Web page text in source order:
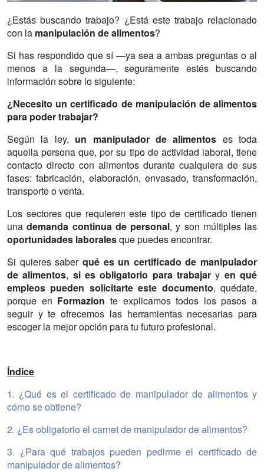
¿Estás buscando trabajo? ¿Está este trabajo relacionado
con la manipulación de alimentos?
Si has respondido que sí —ya sea a ambas preguntas o al
menos a la segunda—, seguramente estés buscando
información sobre lo siguiente:
¿Necesito un certificado de manipulación de alimentos
para poder trabajar?
Según la ley, un manipulador de alimentos es toda
aquella persona que, por su tipo de actividad laboral, tiene
contacto directo con alimentos durante cualquiera de sus
fases: fabricación, elaboración, envasado, transformación,
transporte o venta.
Los sectores que requieren este tipo de certificado tienen
unademanda continua de personal, y son múltiples las
oportunidades laboralesque puedes encontrar.
Si quieres saber qué es un certificado de manipulador
de alimentos, si es obligatorio para trabajar y en qué
empleos pueden solicitarte este documento, quédate,
porque en Formazion te explicamos todos los pasos a
seguir y te ofrecemos las herramientas necesarias para
escoger la mejor opción para tu futuro profesional.
Índice
1. ¿Qué es el certificado de manipulador de alimentos y
cómo se obtiene?
2. ¿Es obligatorio el carnet de manipulador de alimentos?
3. ¿Para qué trabajos pueden pedirme el certificado de
manipulador de alimentos?